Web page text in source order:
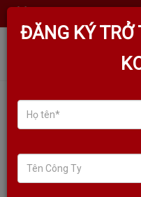
TÌM KIẾM SẢN
ĐĂNG KÝ TRỞ